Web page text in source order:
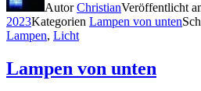
AutorChristianVeröffentlicht
2023Kategorien Lampen von unten
Lampen, Licht
Lampen von unten